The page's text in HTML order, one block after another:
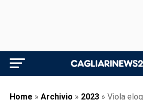
Home » Archivio » 2023 » Viola